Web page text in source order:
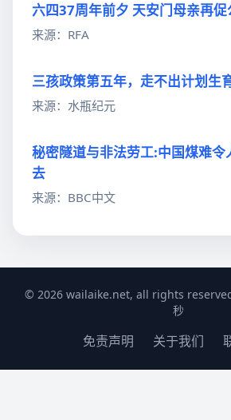
六四37周年前夕 天安门母亲再促
来源：RFA
三孩政策第五年，走不出计划生
来源：水瓶纪元
秘密隧道与非法劳工:中国煤难令
去
来源：BBC中文
© 2026 wailaike.net, all rights
秒
免责声明 关于我们